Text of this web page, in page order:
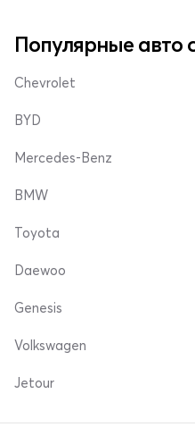
Популярные авто
Chevrolet
BYD
Mercedes-Benz
BMW
Toyota
Daewoo
Genesis
Volkswagen
Jetour